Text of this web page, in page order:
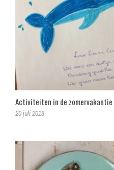
Activiteiten in de zomervakantie
20 juli 2018